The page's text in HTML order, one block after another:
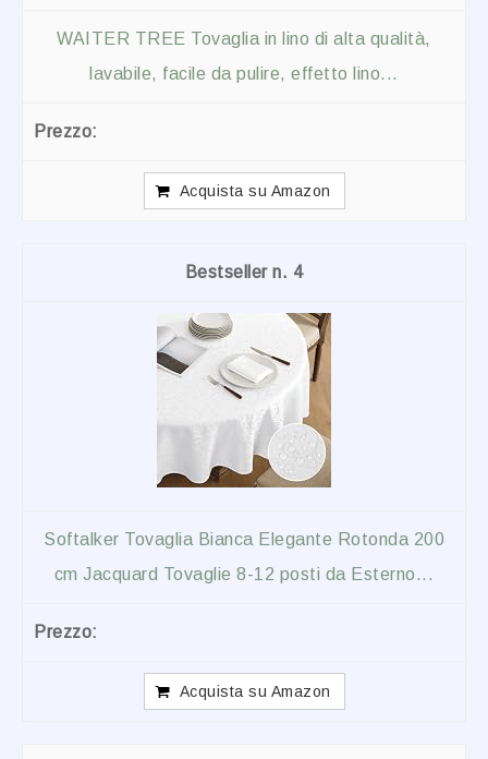
WAITER TREE Tovaglia in lino di alta qualità,
lavabile, facile da pulire, effetto lino...
Acquista su Amazon
4
Softalker Tovaglia Bianca Elegante Rotonda 200
cm Jacquard Tovaglie 8-12 posti da Esterno...
Acquista su Amazon